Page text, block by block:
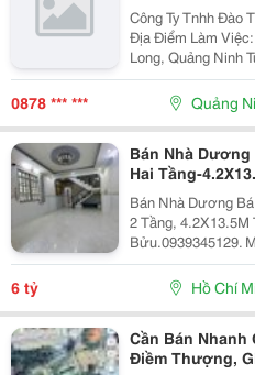
Công Ty Tnhh Đào
Địa Điểm Làm
Long, Quảng Ninh Tuyển Dụng 1. Nhân Viên Kế Toán
Thuế : 05 Mô Tả Công Việc: &Bull; Thực Hiện Các Công
Việc Liên Quan
0878 *** *** Quảng
Bán Nhà
Hai Tầng-
Bán Nhà Dương
2 Tầng,
Bửu.0939345129.
Tầng Btct Kiên Cố,
Trạc Thông Tạ
Tần, Dạ...
6 tỷ Hồ Chí
Cần Bán Nhanh
Điềm Thượng,